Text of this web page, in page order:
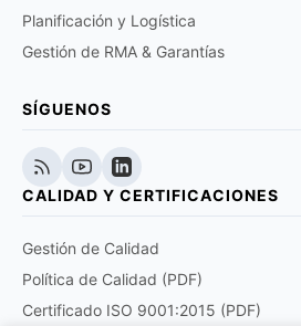
Planificación y Logística
Gestión de RMA & Garantías
SÍGUENOS
CALIDAD Y CERTIFICACIONES
Gestión de Calidad
Política de Calidad (PDF)
Certificado ISO 9001:2015 (PDF)